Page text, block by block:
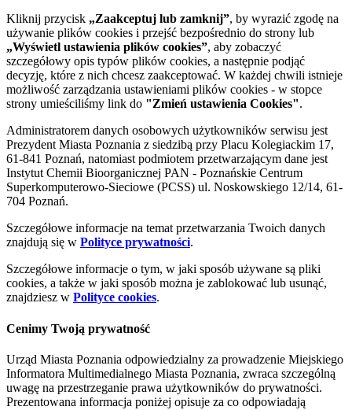
Kliknij przycisk „Zaakceptuj lub zamknij”, by wyrazić zgodę na
używanie plików cookies i przejść bezpośrednio do strony lub
„Wyświetl ustawienia plików cookies”, aby zobaczyć
szczegółowy opis typów plików cookies, a następnie podjąć
decyzję, które z nich chcesz zaakceptować. W każdej chwili istnieje
możliwość zarządzania ustawieniami plików cookies - w stopce
strony umieściliśmy link do "Zmień ustawienia Cookies".
Administratorem danych osobowych użytkowników serwisu jest
Prezydent Miasta Poznania z siedzibą przy Placu Kolegiackim 17,
61-841 Poznań, natomiast podmiotem przetwarzającym dane jest
Instytut Chemii Bioorganicznej PAN - Poznańskie Centrum
Superkomputerowo-Sieciowe (PCSS) ul. Noskowskiego 12/14, 61-
704 Poznań.
Szczegółowe informacje na temat przetwarzania Twoich danych
znajdują się w Polityce prywatności.
Szczegółowe informacje o tym, w jaki sposób używane są pliki
cookies, a także w jaki sposób można je zablokować lub usunąć,
znajdziesz w Polityce cookies.
Cenimy Twoją prywatność
Urząd Miasta Poznania odpowiedzialny za prowadzenie Miejskiego
Informatora Multimedialnego Miasta Poznania, zwraca szczególną
uwagę na przestrzeganie prawa użytkowników do prywatności.
Prezentowana informacja poniżej opisuje za co odpowiadają